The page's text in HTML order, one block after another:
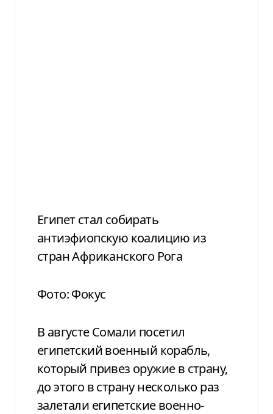
Египет стал собирать
антиэфиопскую коалицию из
стран Африканского Рога
Фото: Фокус
В августе Сомали посетил
египетский военный корабль,
который привез оружие в страну,
до этого в страну несколько раз
залетали египетские военно-